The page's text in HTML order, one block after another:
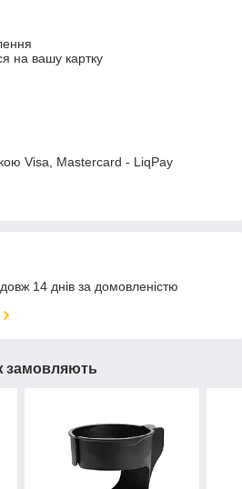
на вашу картку
Visa, Mastercard - LiqPay
14 днів за домовленістю
замовляють